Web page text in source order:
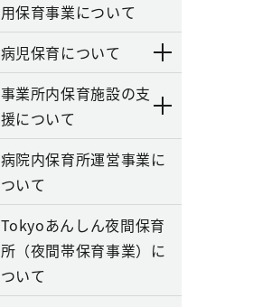
用保育事業について
病児保育について
事業所内保育施設の支
援について
病院内保育所運営事業に
ついて
Tokyoあんしん夜間保育
所（夜間帯保育事業）に
ついて